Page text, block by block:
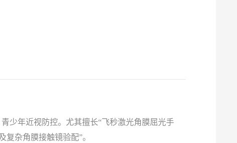
少年近视防控。尤其擅长“飞秒激光角膜屈光手
杂角膜接触镜验配”。